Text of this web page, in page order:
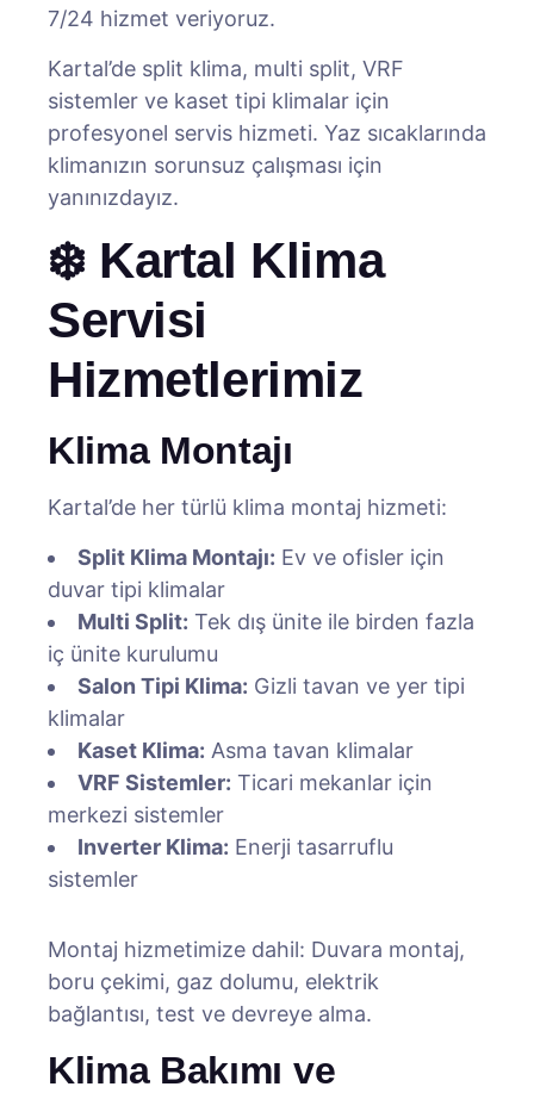
7/24 hizmet veriyoruz.
Kartal’de split klima, multi split, VRF
sistemler ve kaset tipi klimalar için
profesyonel servis hizmeti. Yaz sıcaklarında
klimanızın sorunsuz çalışması için
yanınızdayız.
❄️ Kartal Klima
Servisi
Hizmetlerimiz
Klima Montajı
Kartal’de her türlü klima montaj hizmeti:
Split Klima Montajı: Ev ve ofisler için
duvar tipi klimalar
Multi Split: Tek dış ünite ile birden fazla
iç ünite kurulumu
Salon Tipi Klima: Gizli tavan ve yer tipi
klimalar
Kaset Klima: Asma tavan klimalar
VRF Sistemler: Ticari mekanlar için
merkezi sistemler
Inverter Klima: Enerji tasarruflu
sistemler
Montaj hizmetimize dahil: Duvara montaj,
boru çekimi, gaz dolumu, elektrik
bağlantısı, test ve devreye alma.
Klima Bakımı ve